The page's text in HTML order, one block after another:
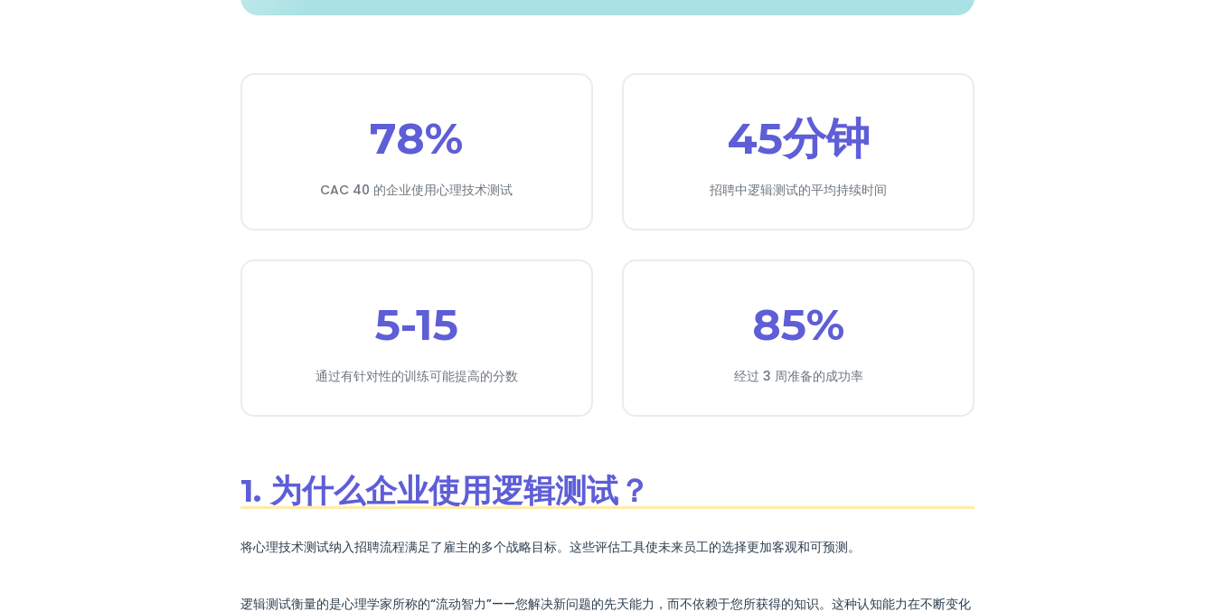
78%
CAC 40 的企业使用心理技术测试
45分钟
招聘中逻辑测试的平均持续时间
5-15
通过有针对性的训练可能提高的分数
85%
经过 3 周准备的成功率
1. 为什么企业使用逻辑测试？
将心理技术测试纳入招聘流程满足了雇主的多个战略目标。这些评估工具使未来员工的选择更加客观和可预测。
逻辑测试衡量的是心理学家所称的“流动智力”——您解决新问题的先天能力，而不依赖于您所获得的知识。这种认知能力在不断变化